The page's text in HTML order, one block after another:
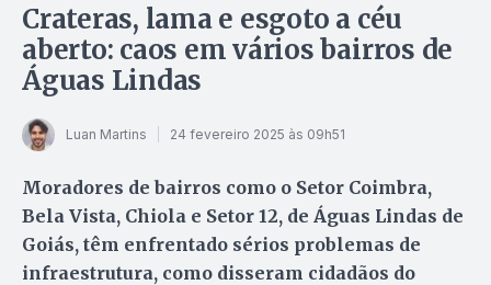
Crateras, lama e esgoto a céu
aberto: caos em vários bairros de
Águas Lindas
Luan Martins 24 fevereiro 2025 às 09h51
Moradores de bairros como o Setor Coimbra,
Bela Vista, Chiola e Setor 12, de Águas Lindas de
Goiás, têm enfrentado sérios problemas de
infraestrutura, como disseram cidadãos do